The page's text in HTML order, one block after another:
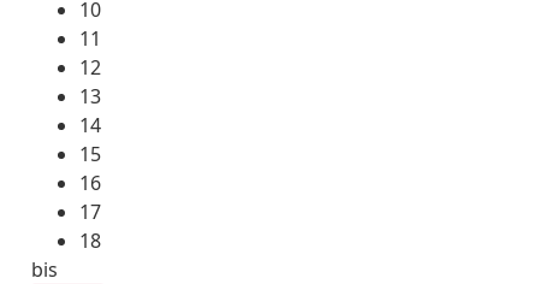
10
11
12
13
14
15
16
17
18
bis